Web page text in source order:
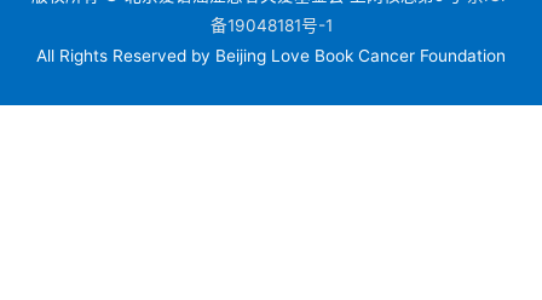
备19048181号-1
All Rights Reserved by Beijing Love Book Cancer Foundation